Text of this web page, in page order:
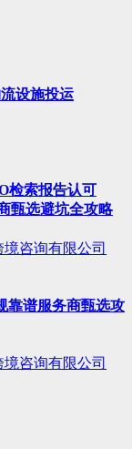
设施投运
检索报告认可
甄选避坑全攻略
咨询有限公司
靠谱服务商甄选攻
咨询有限公司